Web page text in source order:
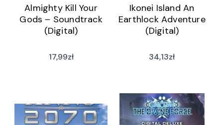
Almighty Kill Your
Gods – Soundtrack
(Digital)
17,99zł
Ikonei Island An
Earthlock Adventure
(Digital)
34,13zł